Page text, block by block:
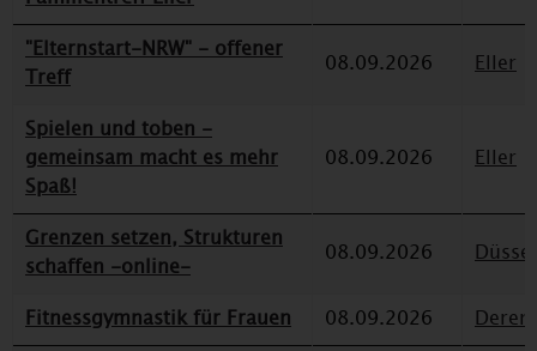
"Elternstart-NRW" - offener
Treff
08.09.2026 Eller
Spielen und toben -
gemeinsam macht es mehr
Spaß!
08.09.2026 Eller
Grenzen setzen, Strukturen
schaffen -online-
08.09.2026
Fitnessgymnastik für Frauen 08.09.2026